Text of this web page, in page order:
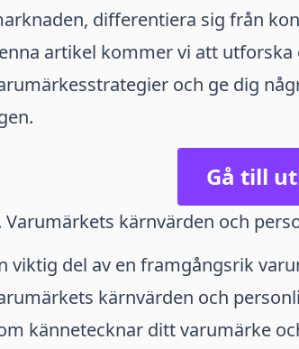
differentiera sig från
artikel kommer vi att
och ge dig
Gå till
Varumärkets kärnvärden och
viktig del av en framgångsrik
kärnvärden och
kännetecknar ditt varumärke